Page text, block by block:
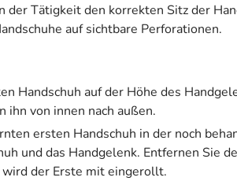
der Tätigkeit den korrekten Sitz der
auf sichtbare Perforationen.
Handschuh auf der Höhe des
ihn von innen nach außen.
ersten Handschuh in der noch
und das Handgelenk. Entfernen Sie
wird der Erste mit eingerollt.